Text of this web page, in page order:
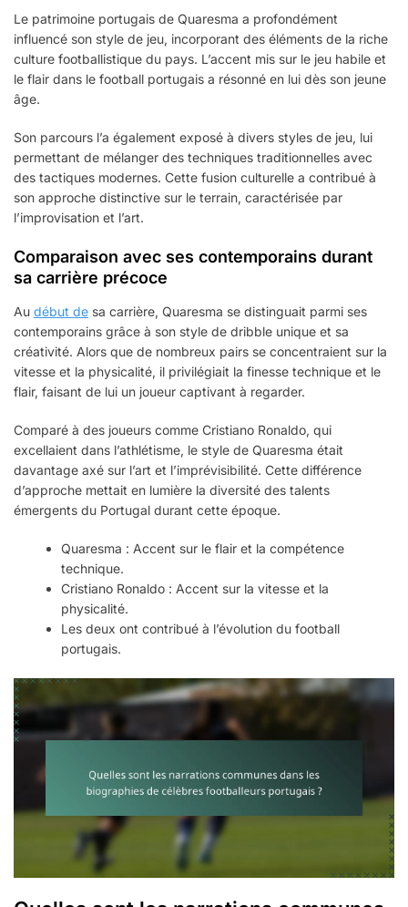
Le patrimoine portugais de Quaresma a profondément
influencé son style de jeu, incorporant des éléments de la riche
culture footballistique du pays. L’accent mis sur le jeu habile et
le flair dans le football portugais a résonné en lui dès son jeune
âge.
Son parcours l’a également exposé à divers styles de jeu, lui
permettant de mélanger des techniques traditionnelles avec
des tactiques modernes. Cette fusion culturelle a contribué à
son approche distinctive sur le terrain, caractérisée par
l’improvisation et l’art.
Comparaison avec ses contemporains durant
sa carrière précoce
Au début de sa carrière, Quaresma se distinguait parmi ses
contemporains grâce à son style de dribble unique et sa
créativité. Alors que de nombreux pairs se concentraient sur la
vitesse et la physicalité, il privilégiait la finesse technique et le
flair, faisant de lui un joueur captivant à regarder.
Comparé à des joueurs comme Cristiano Ronaldo, qui
excellaient dans l’athlétisme, le style de Quaresma était
davantage axé sur l’art et l’imprévisibilité. Cette différence
d’approche mettait en lumière la diversité des talents
émergents du Portugal durant cette époque.
Quaresma : Accent sur le flair et la compétence
technique.
Cristiano Ronaldo : Accent sur la vitesse et la
physicalité.
Les deux ont contribué à l’évolution du football
portugais.